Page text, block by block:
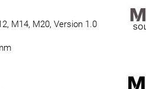
M14, M20, Version 1.0